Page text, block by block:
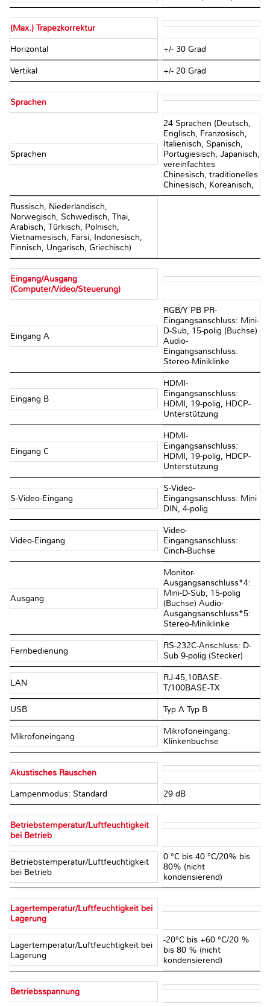
(Max.) Trapezkorrektur
Horizontal +/- 30 Grad
Vertikal +/- 20 Grad
Sprachen
Sprachen
24 Sprachen (Deutsch,
Englisch, Französisch,
Italienisch, Spanisch,
Portugiesisch, Japanisch,
vereinfachtes
Chinesisch, traditionelles
Chinesisch, Koreanisch,
Russisch, Niederländisch,
Norwegisch, Schwedisch, Thai,
Arabisch, Türkisch, Polnisch,
Vietnamesisch, Farsi, Indonesisch,
Finnisch, Ungarisch, Griechisch)
Eingang/Ausgang
(Computer/Video/Steuerung)
Eingang A
RGB/Y PB PR-
Eingangsanschluss: Mini-
D-Sub, 15-polig (Buchse)
Audio-
Eingangsanschluss:
Stereo-Miniklinke
Eingang B
HDMI-
Eingangsanschluss:
HDMI, 19-polig, HDCP-
Unterstützung
Eingang C
HDMI-
Eingangsanschluss:
HDMI, 19-polig, HDCP-
Unterstützung
S-Video-Eingang
S-Video-
Eingangsanschluss: Mini
DIN, 4-polig
Video-Eingang
Video-
Eingangsanschluss:
Cinch-Buchse
Ausgang
Monitor-
Ausgangsanschluss*4:
Mini-D-Sub, 15-polig
(Buchse) Audio-
Ausgangsanschluss*5:
Stereo-Miniklinke
Fernbedienung
RS-232C-Anschluss: D-
Sub 9-polig (Stecker)
LAN
RJ-45,10BASE-
T/100BASE-TX
USB Typ A Typ B
Mikrofoneingang
Mikrofoneingang:
Klinkenbuchse
Akustisches Rauschen
Lampenmodus: Standard 29 dB
Betriebstemperatur/Luftfeuchtigkeit
bei Betrieb
Betriebstemperatur/Luftfeuchtigkeit
bei Betrieb
0 °C bis 40 °C/20% bis
80% (nicht
kondensierend)
Lagertemperatur/Luftfeuchtigkeit bei
Lagerung
Lagertemperatur/Luftfeuchtigkeit bei
Lagerung
-20°C bis +60 °C/20 %
bis 80 % (nicht
kondensierend)
Betriebsspannung